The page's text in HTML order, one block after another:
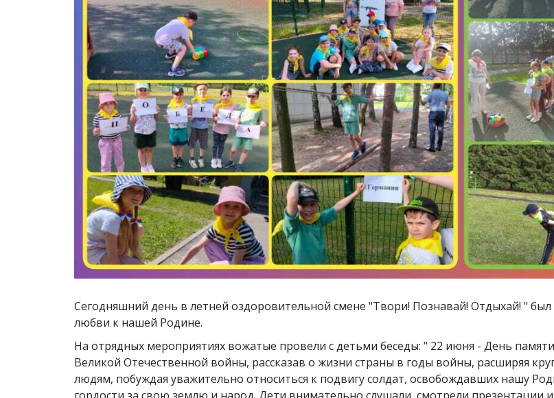
Сегодняшний день в летней оздоровительной смене "Твори! Познавай! Отдыхай! "
любви к нашей Родине.
На отрядных мероприятиях вожатые провели с детьми беседы: " 22 июня - День
Великой Отечественной войны, рассказав о жизни страны в годы войны, расширяя
людям, побуждая уважительно относиться к подвигу солдат, освобождавших нашу